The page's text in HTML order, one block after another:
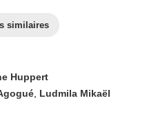
similaires
Huppert
Ludmila Mikaël